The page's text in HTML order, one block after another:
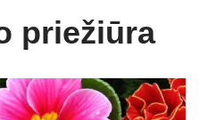
priežiūra